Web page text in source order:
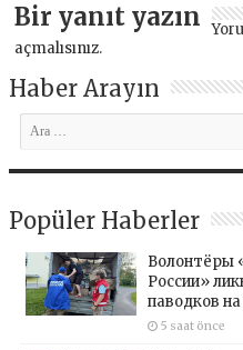
Bir yanıt yazın
açmalısınız.
Haber Arayın
Popüler Haberler
Волонтёры
России»
паводков
5 saat önce